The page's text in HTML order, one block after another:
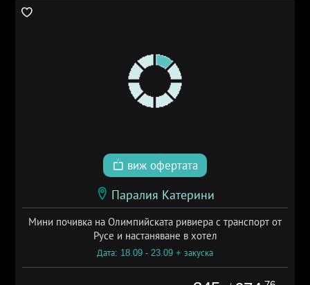
виж офертата
Паралия Катерини
Мини почивка на Олимпийската ривиера с транспорт от
Русе и настаняване в хотел
Дата: 18.09 - 23.09 + закуска